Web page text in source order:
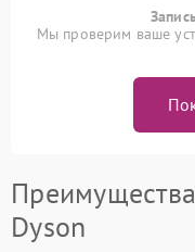
Мы проверим ваше
Dyson